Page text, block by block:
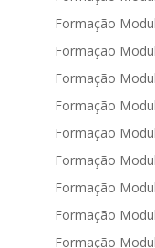
Formação
Formação
Formação
Formação
Formação
Formação
Formação
Formação
Formação